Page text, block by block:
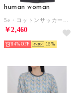
human woman
￥2,460
84% 15